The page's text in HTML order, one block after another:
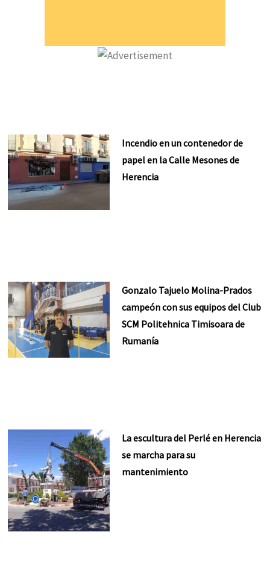
Incendio en un contenedor de
papel en la Calle Mesones de
Herencia
Gonzalo Tajuelo Molina-Prados
campeón con sus equipos del Club
SCM Politehnica Timisoara de
Rumanía
La escultura del Perlé en Herencia
se marcha para su
mantenimiento